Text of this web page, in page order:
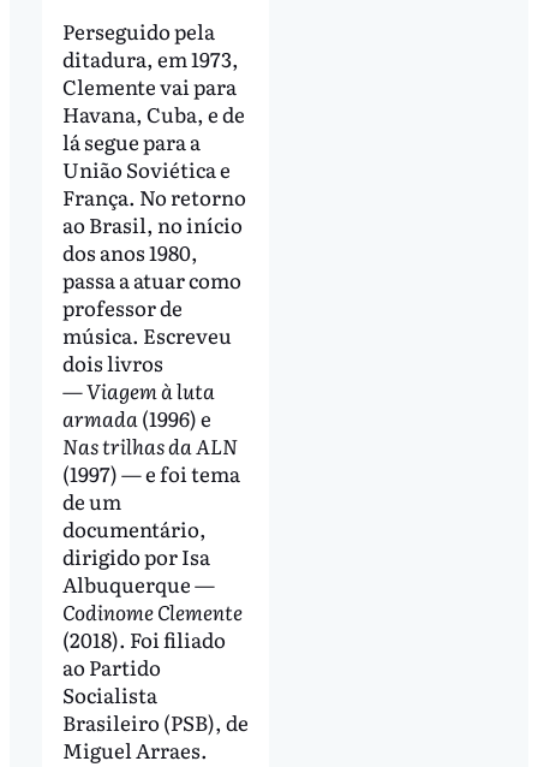
Perseguido pela
ditadura, em 1973,
Clemente vai para
Havana, Cuba, e de
lá segue para a
União Soviética e
França. No retorno
ao Brasil, no início
dos anos 1980,
passa a atuar como
professor de
música. Escreveu
dois livros
—Viagem à luta
armada(1996) e
Nas trilhas da ALN
(1997) — e foi tema
de um
documentário,
dirigido por Isa
Albuquerque —
Codinome Clemente
(2018). Foi filiado
ao Partido
Socialista
Brasileiro (PSB), de
Miguel Arraes.